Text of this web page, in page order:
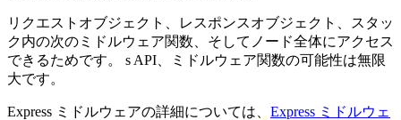
リクエストオブジェクト、レスポンスオブジェクト、スタッ
ク内の次のミドルウェア関数、そしてノード全体にアクセス
できるためです。 s API、ミドルウェア関数の可能性は無限
大です。
Express ミドルウェアの詳細については、 Express ミドルウェ